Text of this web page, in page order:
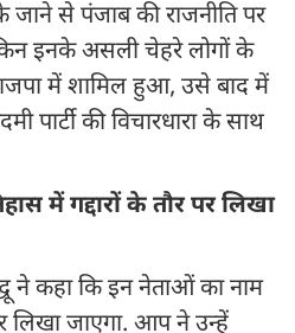
जाने से पंजाब की राजनीति पर
इनके असली चेहरे लोगों के
में शामिल हुआ, उसे बाद में
पार्टी की विचारधारा के साथ
में गद्दारों के तौर पर लिखा
ने कहा कि इन नेताओं का नाम
लिखा जाएगा. आप ने उन्हें